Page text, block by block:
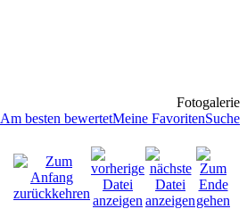
Fotogalerie
Am besten bewertetMeine FavoritenSuche